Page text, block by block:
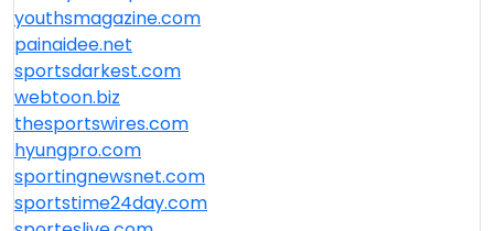
youthsmagazine.com
painaidee.net
sportsdarkest.com
webtoon.biz
thesportswires.com
hyungpro.com
sportingnewsnet.com
sportstime24day.com